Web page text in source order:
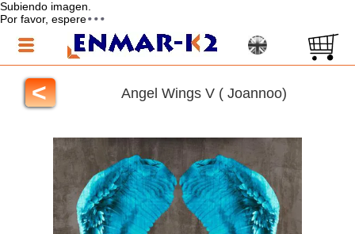
Subiendo imagen.
Por favor, espere
< Angel Wings V ( Joannoo)